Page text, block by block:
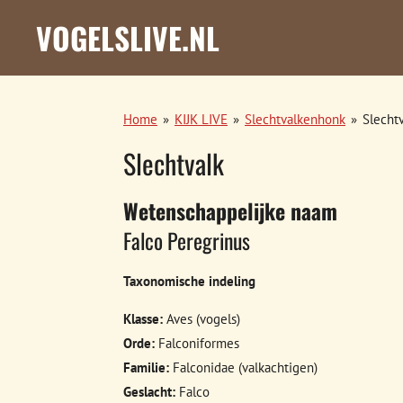
directVOGELSLIVE.NL
Home » KIJK LIVE » Slechtvalkenhonk »
Slechtvalk
Wetenschappelijke naam
Falco Peregrinus
Taxonomische indeling
Klasse: Aves (vogels)
Orde: Falconiformes
Familie: Falconidae (valkachtigen)
Geslacht: Falco